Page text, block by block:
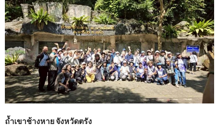
ถ้ำเขาช้างหาย จังหวัดตรัง